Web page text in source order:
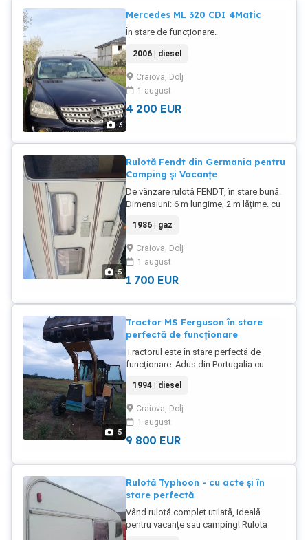
3
Mercedes ML 320 CDI 4Matic
În stare de funcționare.
2006 | diesel
Craiova, Dolj
1 august
4 200 EUR
5
Rulotă Fendt din Germania pentru
Camping și Vacanțe
De vânzare rulotă FENDT, în stare bună.
Dimensiuni: 6 m lungime, 2 m lățime. cu
baie, pat, masă, spații de depozitare.
Foarte bine izolată nu prezintă infiltrații
de apă. Ideală pentru camping și
vacanțe. pentru detalii, sunați
1986 | gaz
Craiova, Dolj
1 august
1 700 EUR
5
Tractor MS Ferguson în stare
perfectă de funcționare
Tractorul este în stare perfectă de
funcționare. Adus din Portugalia cu
1994 | diesel
Craiova, Dolj
1 august
9 800 EUR
Rulotă Typhoon - cu acte și în
stare perfectă
Vând rulotă complet utilată, ideală
pentru vacanțe sau camping! Rulota